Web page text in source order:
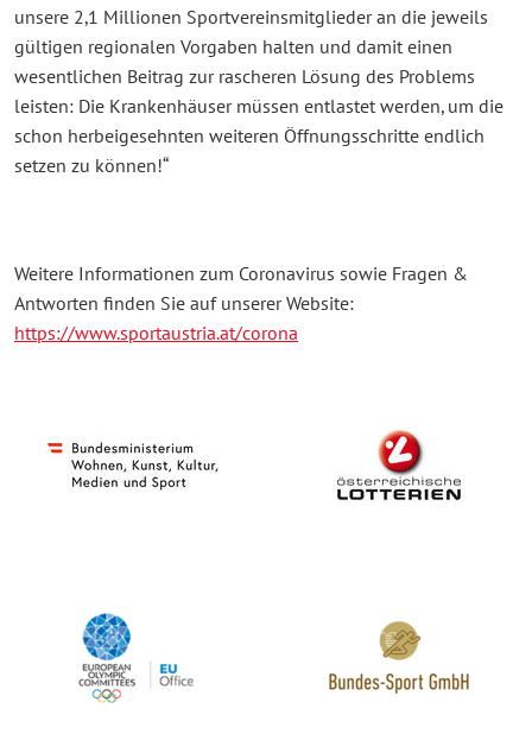
unsere 2,1 Millionen Sportvereinsmitglieder an die jeweils
gültigen regionalen Vorgaben halten und damit einen
wesentlichen Beitrag zur rascheren Lösung des Problems
leisten: Die Krankenhäuser müssen entlastet werden, um die
schon herbeigesehnten weiteren Öffnungsschritte endlich
setzen zu können!“
Weitere Informationen zum Coronavirus sowie Fragen &
Antworten finden Sie auf unserer Website:
https://www.sportaustria.at/corona